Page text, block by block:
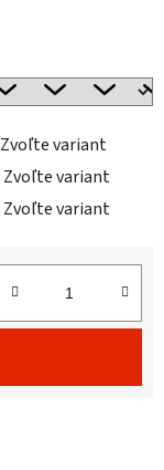
Zvoľte variant
Zvoľte variant
Zvoľte variant